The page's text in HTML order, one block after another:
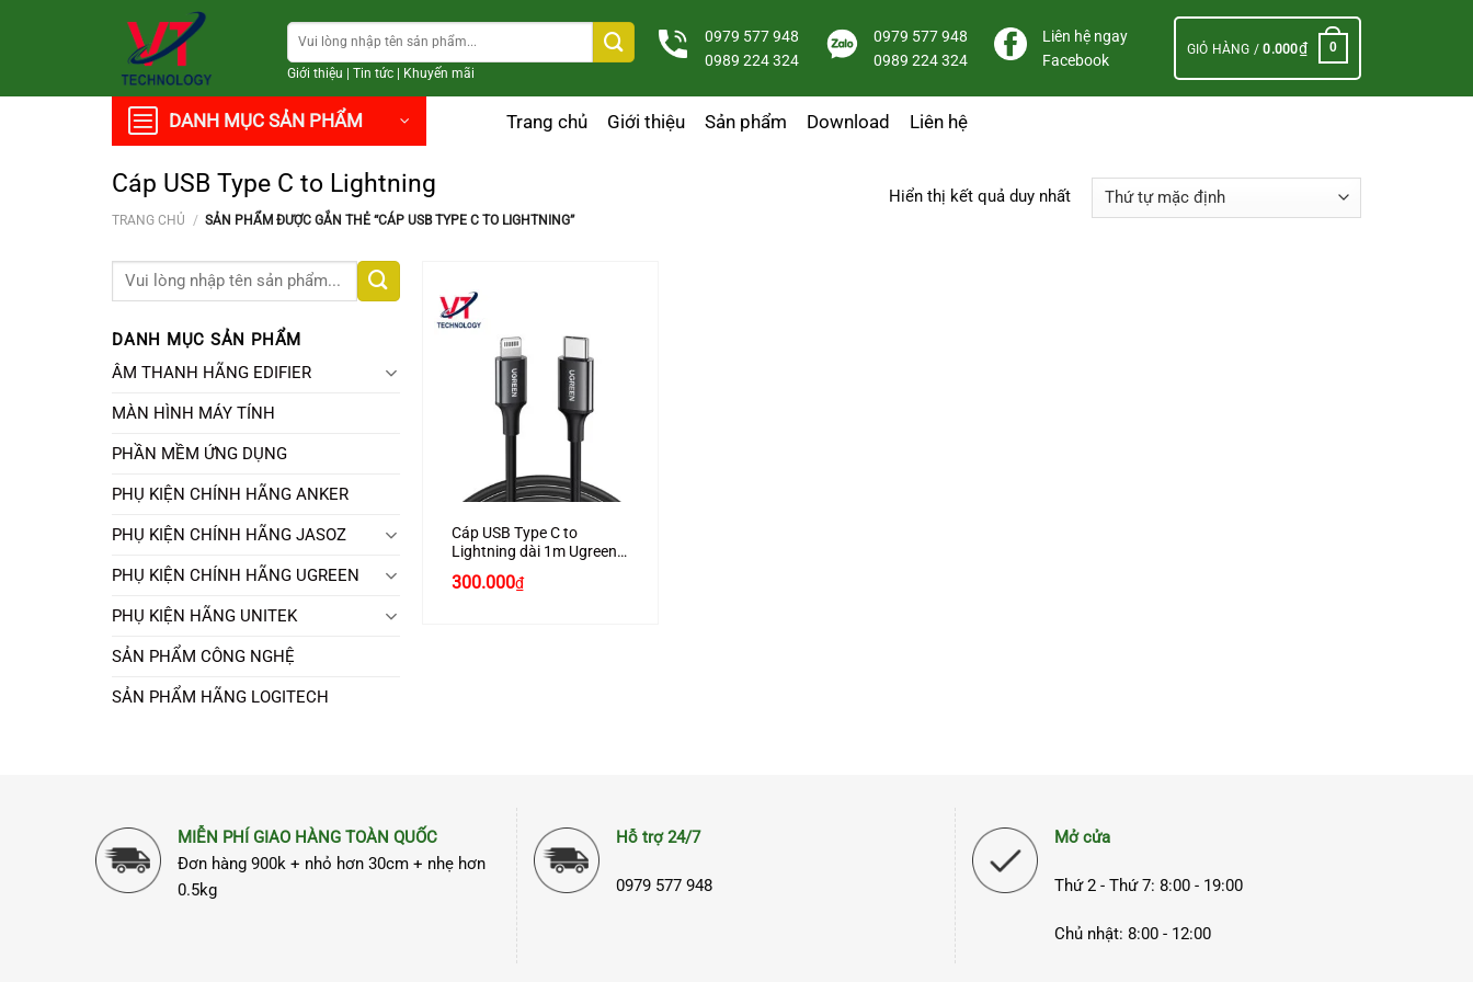
Tìm
kiếm:
Giới thiệu Tin tức| Khuyến mãi
0979 577 948
0989 224 324
0979 577 948
0989 224 324
Liên hệ ngay
Facebook
GIỎ HÀNG /0.000₫ 0
DANH MỤC SẢN PHẨM Trang chủ Giới thiệu Sản phẩm Download Liên hệ
Cáp USB Type C to Lightning
TRANG CHỦ / SẢN PHẨM ĐƯỢC GẮN THẺ “CÁP USB TYPE C TO LIGHTNING”
Hiển thị kết quả duy nhất
Tìm
DANH MỤC SẢN PHẨM
ÂM THANH HÃNG EDIFIER
MÀN HÌNH MÁY TÍNH
PHẦN MỀM ỨNG DỤNG
PHỤ KIỆN CHÍNH HÃNG ANKER
PHỤ KIỆN CHÍNH HÃNG JASOZ
PHỤ KIỆN CHÍNH HÃNG UGREEN
PHỤ KIỆN HÃNG UNITEK
SẢN PHẨM CÔNG NGHỆ
SẢN PHẨM HÃNG LOGITECH
Cáp USB Type C to
Lightning dài 1m Ugreen
300.000₫
MIỄN PHÍ GIAO HÀNG TOÀN QUỐC
Đơn hàng 900k + nhỏ hơn 30cm + nhẹ hơn
0.5kg
Hỗ trợ 24/7
0979 577 948
Mở cửa
Thứ 2 - Thứ 7: 8:00 - 19:00
Chủ nhật: 8:00 - 12:00